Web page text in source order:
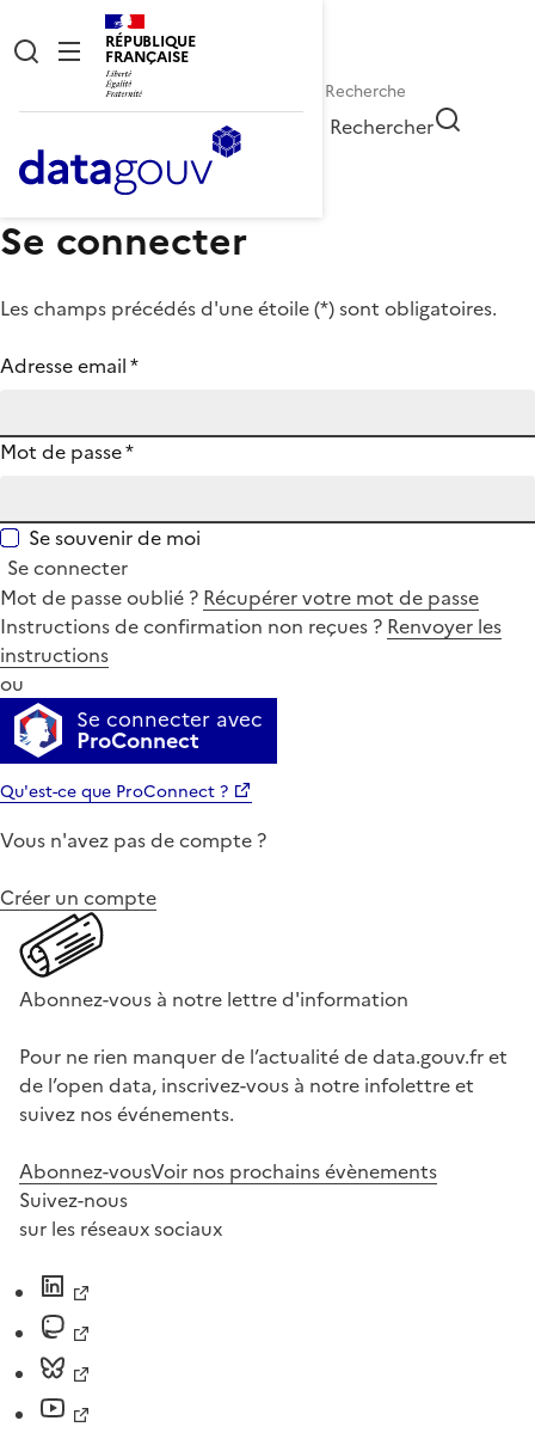
RÉPUBLIQUE
FRANÇAISE
Rechercher
Se connecter
Les champs précédés d'une étoile (*) sont obligatoires.
Adresse email*
Mot de passe*
Se souvenir de moi
Se connecter
Mot de passe oublié ? Récupérer votre mot de passe
Instructions de confirmation non reçues ? Renvoyer les
instructions
ou
Se connecter avec
ProConnect
Qu'est-ce que ProConnect ?
Vous n'avez pas de compte ?
Créer un compte
Abonnez-vous à notre lettre d'information
Pour ne rien manquer de l’actualité de data.gouv.fr et
de l’open data, inscrivez-vous à notre infolettre et
suivez nos événements.
Abonnez-vousVoir nos prochains évènements
Suivez-nous
sur les réseaux sociaux